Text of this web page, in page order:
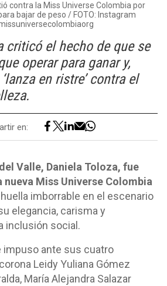
contra la Miss Universe Colombia por
bajar de peso / FOTO: Instagram
criticó el hecho de que se
operar para ganar y,
en ristre’ contra el
en:
Valle, Daniela Toloza, fue
Miss Universe Colombia
imborrable en el escenario
elegancia, carisma y
inclusión social.
impuso ante sus cuatro
Leidy Yuliana Gómez
María Alejandra Salazar